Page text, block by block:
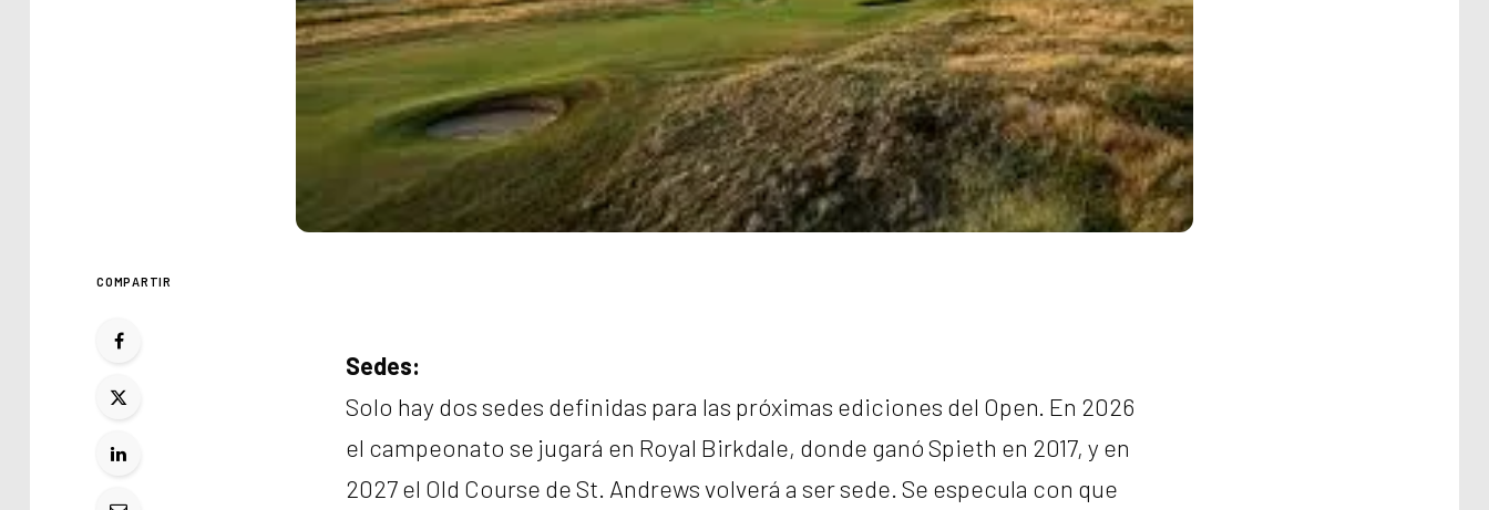
COMPARTIR
Sedes:
Solo hay dos sedes definidas para las próximas ediciones del Open. En 2026
el campeonato se jugará en Royal Birkdale, donde ganó Spieth en 2017, y en
2027 el Old Course de St. Andrews volverá a ser sede. Se especula con que